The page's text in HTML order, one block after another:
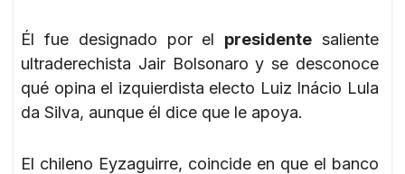
Él fue designado por el presidente saliente
ultraderechista Jair Bolsonaro y se desconoce
qué opina el izquierdista electo Luiz Inácio Lula
da Silva, aunque él dice que le apoya.
El chileno Eyzaguirre, coincide en que el banco